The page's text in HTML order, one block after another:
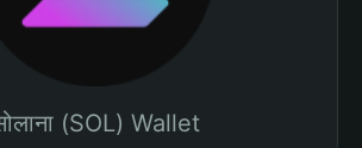
(SOL) Wallet